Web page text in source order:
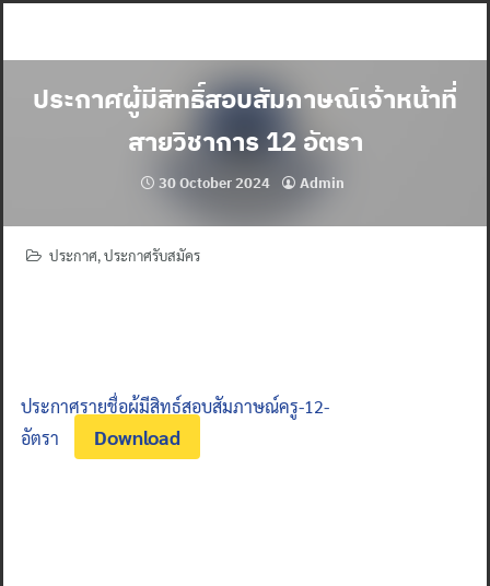
ประกาศผู้มีสิทธิ์สอบสัมภาษณ์เจ้าหน้าที่
สายวิชาการ 12 อัตรา
30 October 2024 Admin
ประกาศ,ประกาศรับสมัคร
ประกาศรายชื่อผู้มีสิทธ์สอบสัมภาษณ์ครู-12-
อัตรา
Download